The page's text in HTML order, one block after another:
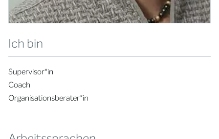
Ich bin
Supervisor*in
Coach
Organisationsberater*in